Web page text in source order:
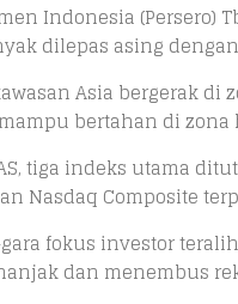
Indonesia (Persero)
dilepas asing
Asia bergerak
bertahan di
tiga indeks utama
Nasdaq Composite
fokus investor
dan menembus